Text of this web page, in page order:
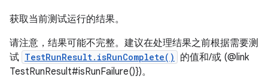
获取当前测试运行的结果。
请注意，结果可能不完整。建议在处理结果之前根据需要测
试 TestRunResult.isRunComplete()
的值和/或 (@link
TestRunResult#isRunFailure()})。